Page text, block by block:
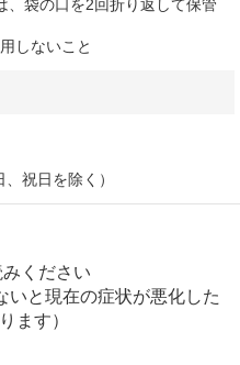
、袋の口を2回折り返して保管
しないこと
祝日を除く）
ください
いと現在の症状が悪化した
ます）